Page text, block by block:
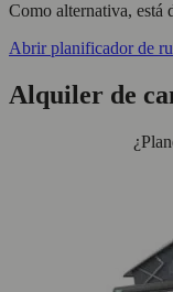
Como alternativa, está
Abrir planificador de
Alquiler de